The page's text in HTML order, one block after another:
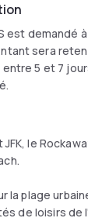
est demandé
sera
5 et 7
le
la plage
de loisirs